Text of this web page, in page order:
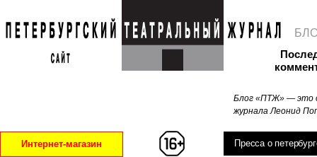
Блог «ПТЖ» — это
журнала Леонид
Интернет-магазин Пресса о